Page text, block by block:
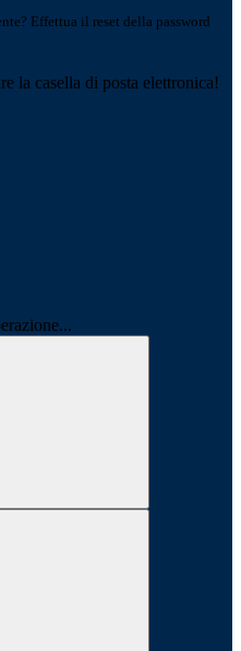
Effettua il reset della password
la casella di posta elettronica!